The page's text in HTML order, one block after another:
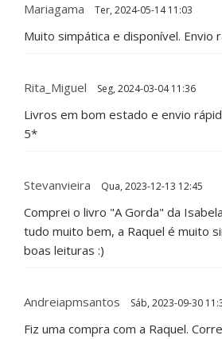
Mariagama Ter, 2024-05-14 11:03
Muito simpática e disponível. Envio
Rita_Miguel Seg, 2024-03-04 11:36
Livros em bom estado e envio
5*
Stevanvieira Qua, 2023-12-13 12:45
Comprei o livro "A Gorda" da
tudo muito bem, a Raquel é muito
boas leituras :)
Andreiapmsantos Sáb, 2023-09-30
Fiz uma compra com a Raquel.